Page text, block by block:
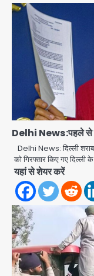
Delhi News:पहले से
Delhi News: दिल्ली
को गिरफ्तार किए गए दिल्ली
यहां से शेयर करें
2